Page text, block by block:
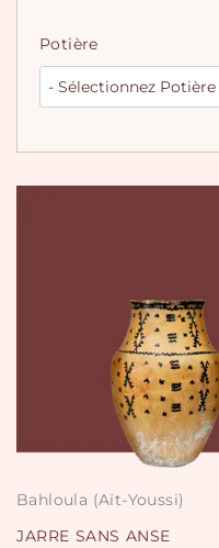
Potière
Bahloula (Aït-Youssi)
JARRE SANS ANSE